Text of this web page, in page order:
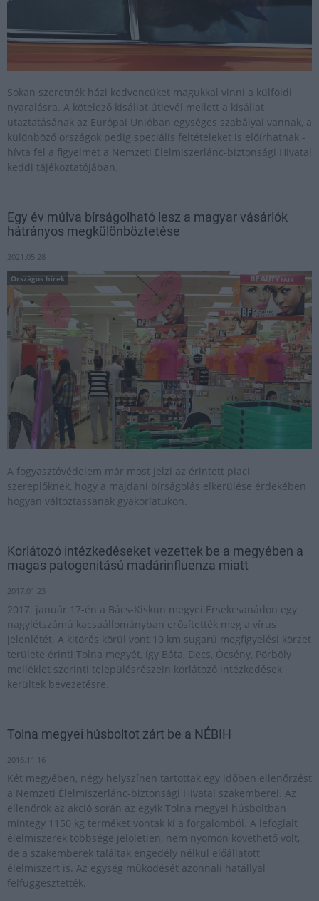
Sokan szeretnék házi kedvencüket magukkal vinni a külföldi
nyaralásra. A kötelező kisállat útlevél mellett a kisállat
utaztatásának az Európai Unióban egységes szabályai vannak, a
különböző országok pedig speciális feltételeket is előírhatnak -
hívta fel a figyelmet a Nemzeti Élelmiszerlánc-biztonsági Hivatal
keddi tájékoztatójában.
Egy év múlva bírságolható lesz a magyar vásárlók
hátrányos megkülönböztetése
2021.05.28
Országos hírek
A fogyasztóvédelem már most jelzi az érintett piaci
szereplőknek, hogy a majdani bírságolás elkerülése érdekében
hogyan változtassanak gyakorlatukon.
Korlátozó intézkedéseket vezettek be a megyében a
magas patogenitású madárinfluenza miatt
2017.01.23
2017. január 17-én a Bács-Kiskun megyei Érsekcsanádon egy
nagylétszámú kacsaállományban erősítették meg a vírus
jelenlétét. A kitörés körül vont 10 km sugarú megfigyelési körzet
területe érinti Tolna megyét, így Báta, Decs, Őcsény, Pörböly
melléklet szerinti településrészein korlátozó intézkedések
kerültek bevezetésre.
Tolna megyei húsboltot zárt be a NÉBIH
2016.11.16
Két megyében, négy helyszínen tartottak egy időben ellenőrzést
a Nemzeti Élelmiszerlánc-biztonsági Hivatal szakemberei. Az
ellenőrök az akció során az egyik Tolna megyei húsboltban
mintegy 1150 kg terméket vontak ki a forgalomból. A lefoglalt
élelmiszerek többsége jelöletlen, nem nyomon követhető volt,
de a szakemberek találtak engedély nélkül előállatott
élelmiszert is. Az egység működését azonnali hatállyal
felfüggesztették.